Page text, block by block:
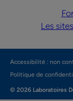
Les
Accessibilité : non
Politique de
© 2026 Laboratoires